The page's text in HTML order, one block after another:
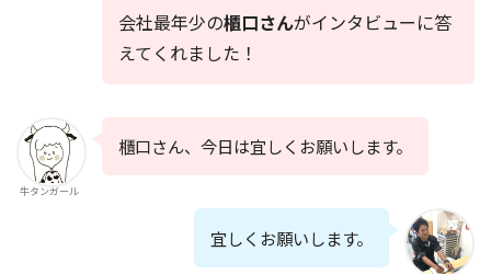
会社最年少の櫃口さんがインタビューに答
えてくれました！
牛タンガール
櫃口さん、今日は宜しくお願いします。
宜しくお願いします。